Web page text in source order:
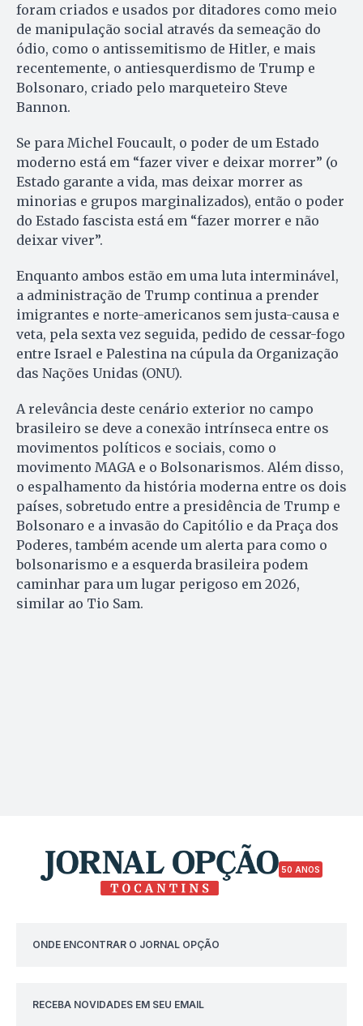
foram criados e usados por ditadores como meio
de manipulação social através da semeação do
ódio, como o antissemitismo de Hitler, e mais
recentemente, o antiesquerdismo de Trump e
Bolsonaro, criado pelo marqueteiro Steve
Bannon.
Se para Michel Foucault, o poder de um Estado
moderno está em “fazer viver e deixar morrer” (o
Estado garante a vida, mas deixar morrer as
minorias e grupos marginalizados), então o poder
do Estado fascista está em “fazer morrer e não
deixar viver”.
Enquanto ambos estão em uma luta interminável,
a administração de Trump continua a prender
imigrantes e norte-americanos sem justa-causa e
veta, pela sexta vez seguida, pedido de cessar-fogo
entre Israel e Palestina na cúpula da Organização
das Nações Unidas (ONU).
A relevância deste cenário exterior no campo
brasileiro se deve a conexão intrínseca entre os
movimentos políticos e sociais, como o
movimento MAGA e o Bolsonarismos. Além disso,
o espalhamento da história moderna entre os dois
países, sobretudo entre a presidência de Trump e
Bolsonaro e a invasão do Capitólio e da Praça dos
Poderes, também acende um alerta para como o
bolsonarismo e a esquerda brasileira podem
caminhar para um lugar perigoso em 2026,
similar ao Tio Sam.
50 ANOS
ONDE ENCONTRAR O JORNAL OPÇÃO
RECEBA NOVIDADES EM SEU EMAIL